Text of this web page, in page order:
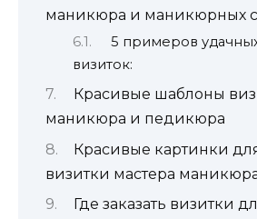
маникюра и маникюрных
5 примеров
визиток:
Красивые шаблоны
маникюра и педикюра
Красивые картинки
визитки мастера
Где заказать визитки